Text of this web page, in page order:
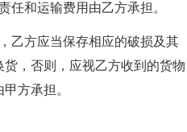
和运输费用由乙方承担。
方应当保存相应的破损及其
，否则，应视乙方收到的货物
方承担。